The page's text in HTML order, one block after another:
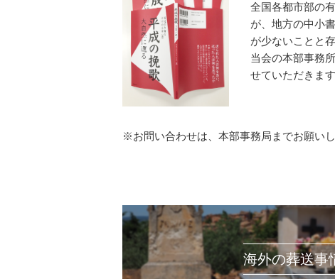
全国各都市部の
が、地方の中小
が少ないことと存
当会の本部事務
せていただきます
※お問い合わせは、本部事務局までお願い
海外の葬送事